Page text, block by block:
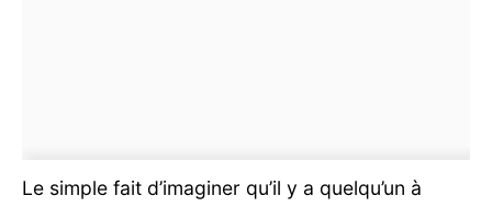
Le simple fait d’imaginer qu’il y a quelqu’un à